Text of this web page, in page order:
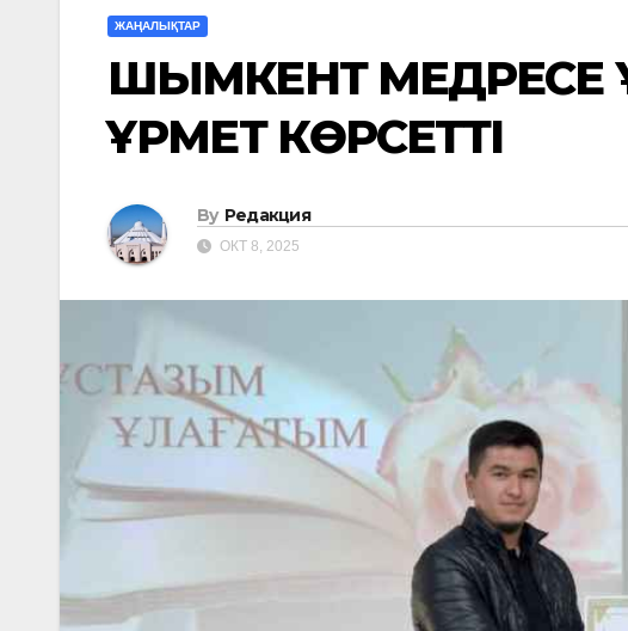
ЖАҢАЛЫҚТАР
ШЫМКЕНТ МЕДРЕСЕ
ҚҰРМЕТ КӨРСЕТТІ
By Редакция
ОКТ 8, 2025